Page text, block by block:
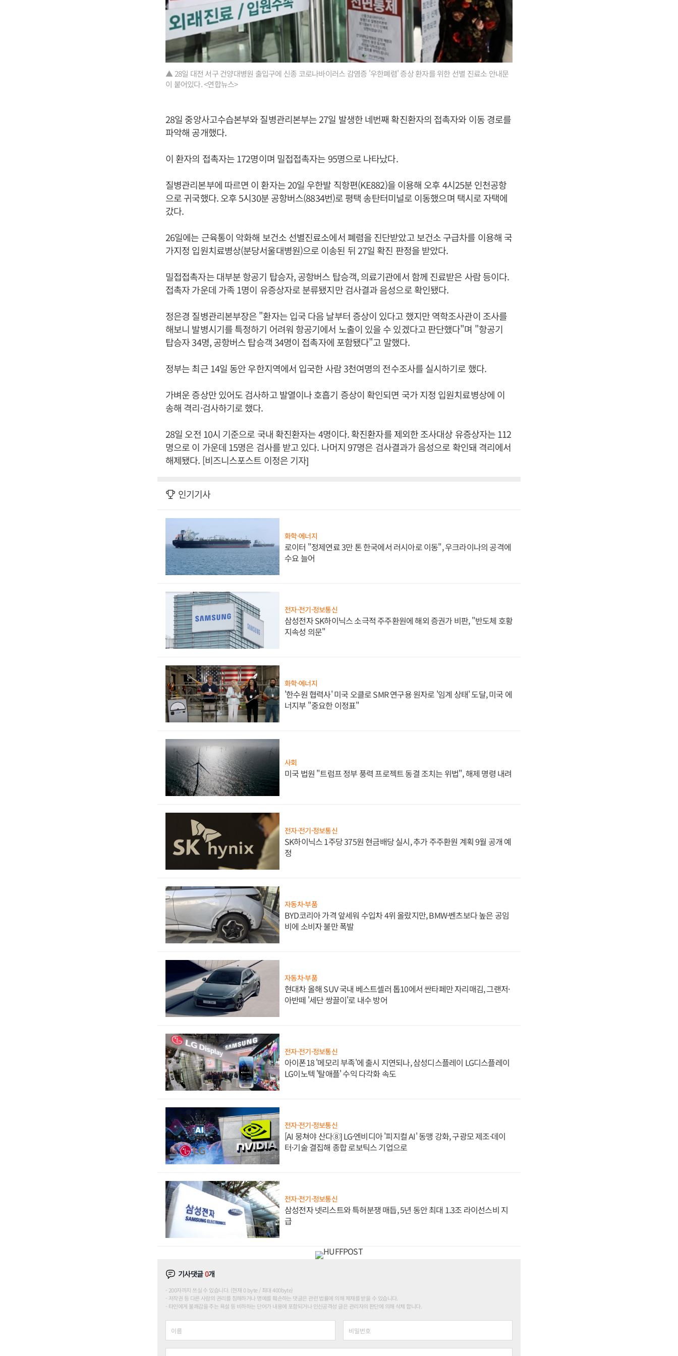
▲ 28일 대전 서구 건양대병원 출입구에 신종 코로나바이러스 감염증 '우한폐렴' 증상 환자를 위한 선별 진료소 안내문
이 붙어있다. <연합뉴스>
28일 중앙사고수습본부와 질병관리본부는 27일 발생한 네번째 확진환자의 접촉자와 이동 경로를
파악해 공개했다.
이 환자의 접촉자는 172명이며 밀접접촉자는 95명으로 나타났다.
질병관리본부에 따르면 이 환자는 20일 우한발 직항편(KE882)을 이용해 오후 4시25분 인천공항
으로 귀국했다. 오후 5시30분 공항버스(8834번)로 평택 송탄터미널로 이동했으며 택시로 자택에
갔다.
26일에는 근육통이 악화해 보건소 선별진료소에서 폐렴을 진단받았고 보건소 구급차를 이용해 국
가지정 입원치료병상(분당서울대병원)으로 이송된 뒤 27일 확진 판정을 받았다.
밀접접촉자는 대부분 항공기 탑승자, 공항버스 탑승객, 의료기관에서 함께 진료받은 사람 등이다.
접촉자 가운데 가족 1명이 유증상자로 분류됐지만 검사결과 음성으로 확인됐다.
정은경 질병관리본부장은 "환자는 입국 다음 날부터 증상이 있다고 했지만 역학조사관이 조사를
해보니 발병시기를 특정하기 어려워 항공기에서 노출이 있을 수 있겠다고 판단했다"며 "항공기
탑승자 34명, 공항버스 탑승객 34명이 접촉자에 포함됐다"고 말했다.
정부는 최근 14일 동안 우한지역에서 입국한 사람 3천여명의 전수조사를 실시하기로 했다.
가벼운 증상만 있어도 검사하고 발열이나 호흡기 증상이 확인되면 국가 지정 입원치료병상에 이
송해 격리·검사하기로 했다.
28일 오전 10시 기준으로 국내 확진환자는 4명이다. 확진환자를 제외한 조사대상 유증상자는 112
명으로 이 가운데 15명은 검사를 받고 있다. 나머지 97명은 검사결과가 음성으로 확인돼 격리에서
해제됐다. [비즈니스포스트 이정은 기자]
인기기사
화학·에너지
로이터 "정제연료 3만 톤 한국에서 러시아로 이동", 우크라이나의 공격에
수요 늘어
전자·전기·정보통신
삼성전자 SK하이닉스 소극적 주주환원에 해외 증권가 비판, "반도체 호황
지속성 의문"
화학·에너지
'한수원 협력사' 미국 오클로 SMR 연구용 원자로 '임계 상태' 도달, 미국 에
너지부 "중요한 이정표"
사회
미국 법원 "트럼프 정부 풍력 프로젝트 동결 조치는 위법", 해제 명령 내려
전자·전기·정보통신
SK하이닉스 1주당 375원 현금배당 실시, 추가 주주환원 계획 9월 공개 예
정
자동차·부품
BYD코리아 가격 앞세워 수입차 4위 올랐지만, BMW·벤츠보다 높은 공임
비에 소비자 불만 폭발
자동차·부품
현대차 올해 SUV 국내 베스트셀러 톱10에서 싼타페만 자리매김, 그랜저·
아반떼 '세단 쌍끌이'로 내수 방어
전자·전기·정보통신
아이폰18 '메모리 부족'에 출시 지연되나, 삼성디스플레이 LG디스플레이
LG이노텍 '탈애플' 수익 다각화 속도
전자·전기·정보통신
[AI 뭉쳐야 산다⑧] LG·엔비디아 '피지컬 AI' 동맹 강화, 구광모 제조·데이
터·기술 결집해 종합 로보틱스 기업으로
전자·전기·정보통신
삼성전자 넷리스트와 특허분쟁 매듭, 5년 동안 최대 1.3조 라이선스비 지
급
기사댓글0개
200자까지 쓰실 수 있습니다. (현재 0 byte / 최대 400byte)
저작권 등 다른 사람의 권리를 침해하거나 명예를 훼손하는 댓글은 관련 법률에 의해 제재를 받을 수 있습니다.
타인에게 불쾌감을 주는 욕설 등 비하하는 단어가 내용에 포함되거나 인신공격성 글은 관리자의 판단에 의해 삭제 합니다.